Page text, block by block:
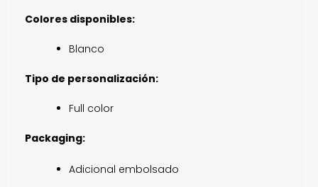
Colores disponibles:
Blanco
Tipo de personalización:
Full color
Packaging:
Adicional embolsado